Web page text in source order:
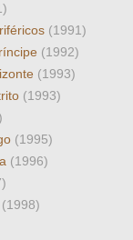
(1991)
(1992)
(1993)
(1993)
(1995)
(1996)
(1998)